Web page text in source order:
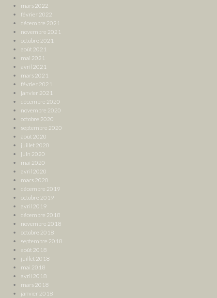
mars 2022
février 2022
décembre 2021
novembre 2021
octobre 2021
août 2021
mai 2021
avril 2021
mars 2021
février 2021
janvier 2021
décembre 2020
novembre 2020
octobre 2020
septembre 2020
août 2020
juillet 2020
juin 2020
mai 2020
avril 2020
mars 2020
décembre 2019
octobre 2019
avril 2019
décembre 2018
novembre 2018
octobre 2018
septembre 2018
août 2018
juillet 2018
mai 2018
avril 2018
mars 2018
janvier 2018